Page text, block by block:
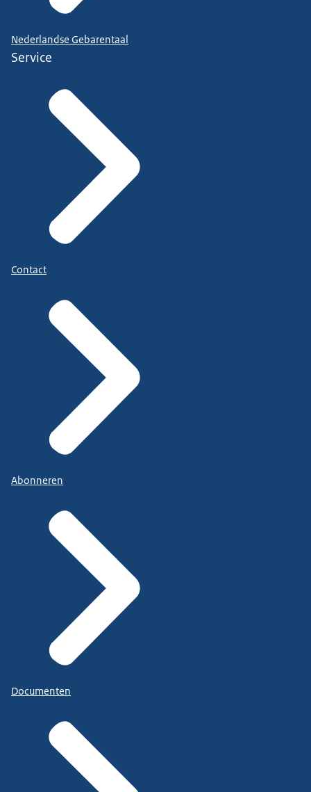
Nederlandse Gebarentaal
Service
Contact
Abonneren
Documenten